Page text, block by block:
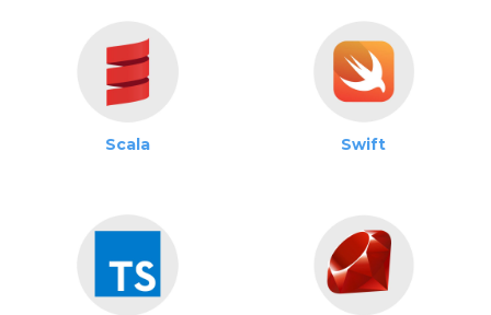
Scala Swift